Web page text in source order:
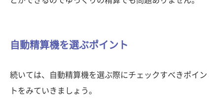
自動精算機を選ぶポイント
続いては、自動精算機を選ぶ際にチェックすべきポイン
トをみていきましょう。